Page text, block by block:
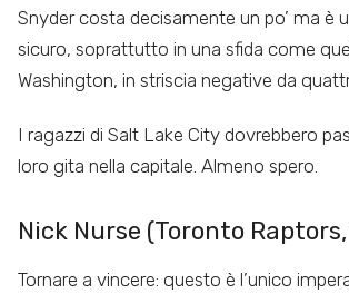
Snyder costa decisamente un po’ ma è
sicuro, soprattutto in una sfida come
Washington, in striscia negative da
I ragazzi di Salt Lake City dovrebbero
loro gita nella capitale. Almeno spero.
Nick Nurse (Toronto Raptors,
Tornare a vincere: questo è l’unico